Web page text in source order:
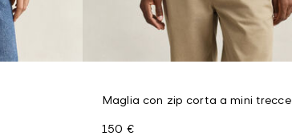
Maglia con zip corta a mini trecce
150 €